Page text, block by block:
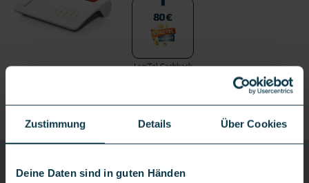
Zustimmung Details Über Cookies
Deine Daten sind in guten Händen
LogiTel Cashback
GLASFASER 300